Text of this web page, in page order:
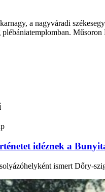
a nagyváradi
idéznek a
ismert Dőry-